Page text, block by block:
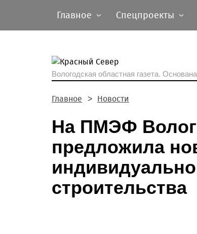
Главное Спецпроекты
Вологодская областная газета.
Главное Новости
На ПМЭФ
предложила
строительства